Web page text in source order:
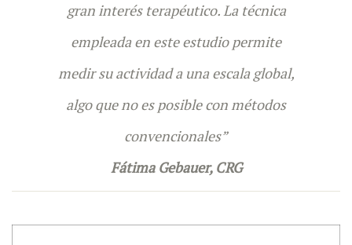
gran interés terapéutico. La técnica
empleada en este estudio permite
medir su actividad a una escala global,
algo que no es posible con métodos
convencionales”
Fátima Gebauer, CRG